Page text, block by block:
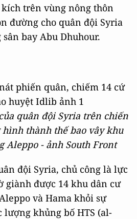
trên vùng nông thôn
đường cho quân đội Syria
bay Abu Dhuhour.
quân đội Syria trên chiến
thành thế bao vây khu
Aleppo - ảnh South Front
đội Syria, chủ công là lực
giành được 14 khu dân cư
và Hama khỏi sự
lượng khủng bố HTS (al-